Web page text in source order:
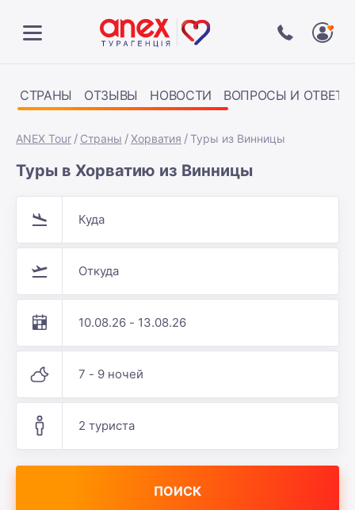
СТРАНЫ ОТЗЫВЫ НОВОСТИ ВОПРОСЫ И ОТВЕТЫ
ANEX Tour Страны Хорватия Туры из Винницы
Туры в Хорватию из Винницы
Куда
Откуда
10.08.26 - 13.08.26
7 - 9 ночей
2 туриста
ПОИСК